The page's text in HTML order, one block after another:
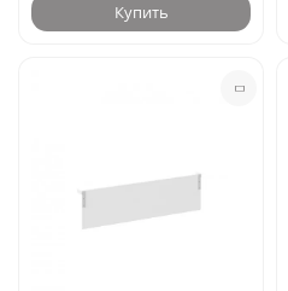
Купить